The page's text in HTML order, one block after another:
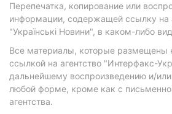
Перепечатка, копирование или
информации, содержащей ссылку на
"Українські Новини", в каком-либо
Все материалы, которые размещены
ссылкой на агентство "Интерфакс-
дальнейшему воспроизведению и/
любой форме, кроме как с
агентства.